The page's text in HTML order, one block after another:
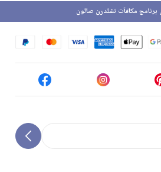
برنامج مكافآت تشلدرن صالون